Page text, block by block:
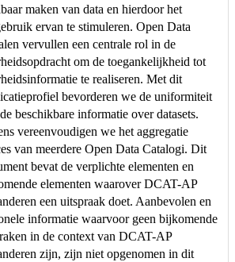
maken van data en hierdoor het
ervan te stimuleren. Open Data
vervullen een centrale rol in de
om de toegankelijkheid tot
te realiseren. Met dit
bevorderen we de uniformiteit
beschikbare informatie over datasets.
vereenvoudigen we het aggregatie
van meerdere Open Data Catalogi. Dit
bevat de verplichte elementen en
elementen waarover DCAT-AP
een uitspraak doet. Aanbevolen en
informatie waarvoor geen bijkomende
in de context van DCAT-AP
zijn, zijn niet opgenomen in dit